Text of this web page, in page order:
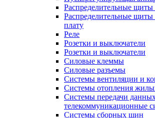
Распределительные
Распределительные
плату
Реле
Розетки и выключатели
Розетки и выключатели
Силовые клеммы
Силовые разъемы
Системы вентиляции и
Системы отопления
Системы передачи
телекоммуникационные
Системы сборных шин